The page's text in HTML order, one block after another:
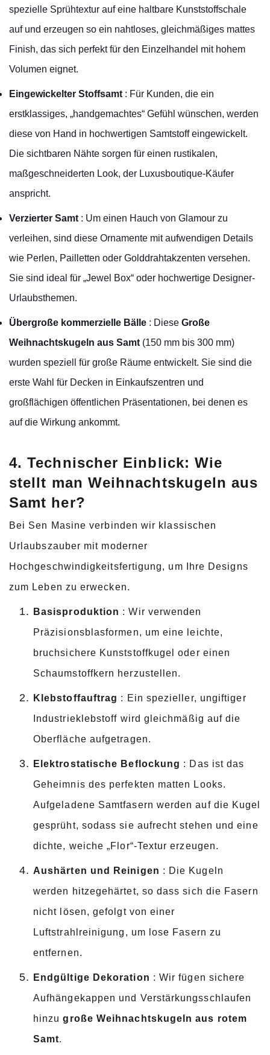
spezielle Sprühtextur auf eine haltbare Kunststoffschale
auf und erzeugen so ein nahtloses, gleichmäßiges mattes
Finish, das sich perfekt für den Einzelhandel mit hohem
Volumen eignet.
Eingewickelter Stoffsamt : Für Kunden, die ein
erstklassiges, „handgemachtes“ Gefühl wünschen, werden
diese von Hand in hochwertigen Samtstoff eingewickelt.
Die sichtbaren Nähte sorgen für einen rustikalen,
maßgeschneiderten Look, der Luxusboutique-Käufer
anspricht.
Verzierter Samt : Um einen Hauch von Glamour zu
verleihen, sind diese Ornamente mit aufwendigen Details
wie Perlen, Pailletten oder Golddrahtakzenten versehen.
Sie sind ideal für „Jewel Box“ oder hochwertige Designer-
Urlaubsthemen.
Übergroße kommerzielle Bälle : DieseGroße
Weihnachtskugeln aus Samt (150 mm bis 300 mm)
wurden speziell für große Räume entwickelt. Sie sind die
erste Wahl für Decken in Einkaufszentren und
großflächigen öffentlichen Präsentationen, bei denen es
auf die Wirkung ankommt.
4. Technischer Einblick: Wie
stellt man Weihnachtskugeln aus
Samt her?
Bei Sen Masine verbinden wir klassischen
Urlaubszauber mit moderner
Hochgeschwindigkeitsfertigung, um Ihre Designs
zum Leben zu erwecken.
Basisproduktion : Wir verwenden
Präzisionsblasformen, um eine leichte,
bruchsichere Kunststoffkugel oder einen
Schaumstoffkern herzustellen.
Klebstoffauftrag : Ein spezieller, ungiftiger
Industrieklebstoff wird gleichmäßig auf die
Oberfläche aufgetragen.
Elektrostatische Beflockung : Das ist das
Geheimnis des perfekten matten Looks.
Aufgeladene Samtfasern werden auf die Kugel
gesprüht, sodass sie aufrecht stehen und eine
dichte, weiche „Flor“-Textur erzeugen.
Aushärten und Reinigen : Die Kugeln
werden hitzegehärtet, so dass sich die Fasern
nicht lösen, gefolgt von einer
Luftstrahlreinigung, um lose Fasern zu
entfernen.
Endgültige Dekoration : Wir fügen sichere
Aufhängekappen und Verstärkungsschlaufen
hinzugroße Weihnachtskugeln aus rotem
Samt.